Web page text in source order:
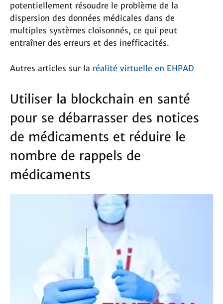
potentiellement résoudre le problème de la
dispersion des données médicales dans de
multiples systèmes cloisonnés, ce qui peut
entraîner des erreurs et des inefficacités.
Autres articles sur la réalité virtuelle en EHPAD
Utiliser la blockchain en santé
pour se débarrasser des notices
de médicaments et réduire le
nombre de rappels de
médicaments